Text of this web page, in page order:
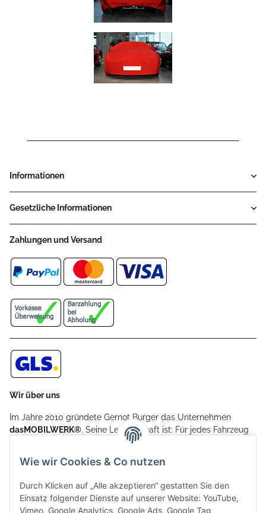
Informationen
Gesetzliche Informationen
Zahlungen und Versand
Wir über uns
Im Jahre 2010 gründete Gernot Burger das Unternehmen
dasMOBILWERK®. Seine Leidenschaft ist: Für jedes Fahrzeug
ein Car Cover anzubieten - passgenau und individuell.
Aufgrund der vielen positiven Kundenrückmeldungen kamen
weitere Produkte, wie Reifenschuhe, Hardtopständer hinzu.
Seine Reifenschoner werden in Deutschland produziert und
sind mit hochwertigen Techniken und Materialien gefertigt.
Wie wir Cookies & Co nutzen
Durch Klicken auf „Alle akzeptieren“ gestatten Sie den
Einsatz folgender Dienste auf unserer Website: YouTube,
Vimeo, Google Analytics, Google Ads, Google Tag